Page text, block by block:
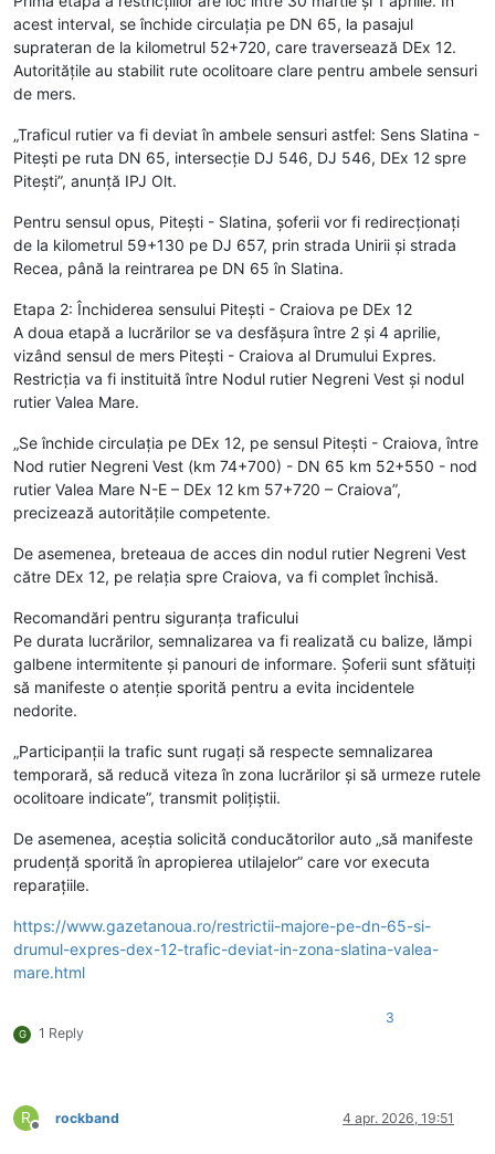
acest interval, se închide circulația pe DN 65, la pasajul
suprateran de la kilometrul 52+720, care traversează DEx 12.
Autoritățile au stabilit rute ocolitoare clare pentru ambele sensuri
de mers.
„Traficul rutier va fi deviat în ambele sensuri astfel: Sens Slatina -
Pitești pe ruta DN 65, intersecție DJ 546, DJ 546, DEx 12 spre
Pitești”, anunță IPJ Olt.
Pentru sensul opus, Pitești - Slatina, șoferii vor fi redirecționați
de la kilometrul 59+130 pe DJ 657, prin strada Unirii și strada
Recea, până la reintrarea pe DN 65 în Slatina.
Etapa 2: Închiderea sensului Pitești - Craiova pe DEx 12
A doua etapă a lucrărilor se va desfășura între 2 și 4 aprilie,
vizând sensul de mers Pitești - Craiova al Drumului Expres.
Restricția va fi instituită între Nodul rutier Negreni Vest și nodul
rutier Valea Mare.
„Se închide circulația pe DEx 12, pe sensul Pitești - Craiova, între
Nod rutier Negreni Vest (km 74+700) - DN 65 km 52+550 - nod
rutier Valea Mare N-E – DEx 12 km 57+720 – Craiova”,
precizează autoritățile competente.
De asemenea, breteaua de acces din nodul rutier Negreni Vest
către DEx 12, pe relația spre Craiova, va fi complet închisă.
Recomandări pentru siguranța traficului
Pe durata lucrărilor, semnalizarea va fi realizată cu balize, lămpi
galbene intermitente și panouri de informare. Șoferii sunt sfătuiți
să manifeste o atenție sporită pentru a evita incidentele
nedorite.
„Participanții la trafic sunt rugați să respecte semnalizarea
temporară, să reducă viteza în zona lucrărilor și să urmeze rutele
ocolitoare indicate”, transmit poliţiştii.
De asemenea, aceștia solicită conducătorilor auto „să manifeste
prudență sporită în apropierea utilajelor” care vor executa
reparațiile.
https://www.gazetanoua.ro/restrictii-majore-pe-dn-65-si-
drumul-expres-dex-12-trafic-deviat-in-zona-slatina-valea-
mare.html
G 1 Reply
3
R
Deconectat
rockband 4 apr. 2026, 19:51